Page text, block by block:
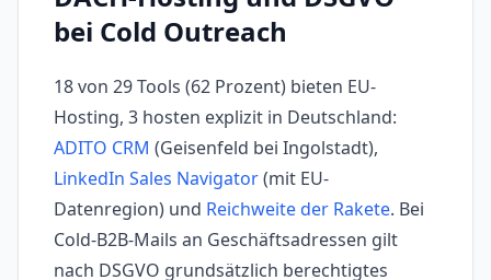
bei Cold Outreach
18 von 29 Tools (62 Prozent) bieten EU-
Hosting, 3 hosten explizit in Deutschland:
ADITO CRM (Geisenfeld bei Ingolstadt),
LinkedIn Sales Navigator(mit EU-
Datenregion) und Reichweite der Rakete. Bei
Cold-B2B-Mails an Geschäftsadressen gilt
nach DSGVO grundsätzlich berechtigtes